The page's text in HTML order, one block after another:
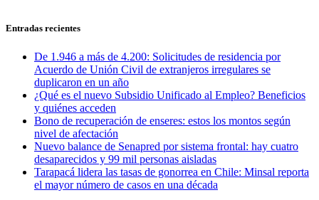
Entradas recientes
De 1.946 a más de 4.200: Solicitudes de residencia por
Acuerdo de Unión Civil de extranjeros irregulares se
duplicaron en un año
¿Qué es el nuevo Subsidio Unificado al Empleo? Beneficios
y quiénes acceden
Bono de recuperación de enseres: estos los montos según
nivel de afectación
Nuevo balance de Senapred por sistema frontal: hay cuatro
desaparecidos y 99 mil personas aisladas
Tarapacá lidera las tasas de gonorrea en Chile: Minsal reporta
el mayor número de casos en una década